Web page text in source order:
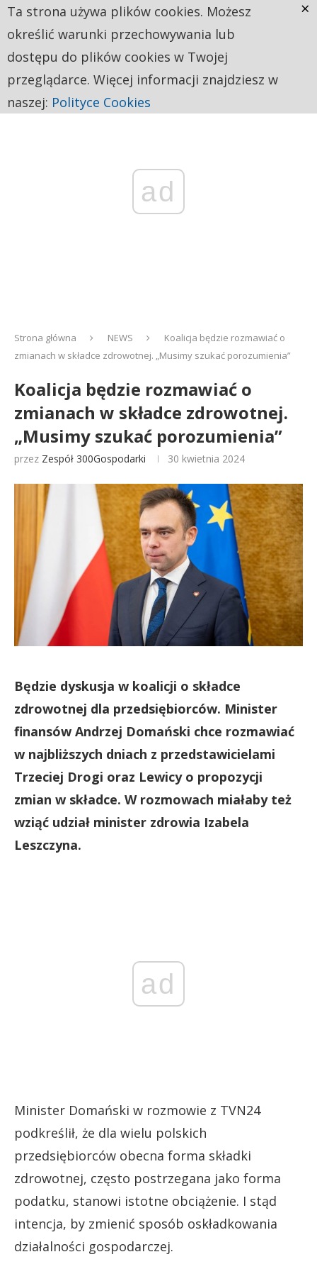
ad
Strona główna NEWS
Koalicja będzie rozmawiać o
zmianach w składce zdrowotnej. „Musimy szukać porozumienia”
Koalicja będzie rozmawiać o
zmianach w składce zdrowotnej.
„Musimy szukać porozumienia”
przez Zespół 300Gospodarki 30 kwietnia 2024
Będzie dyskusja w koalicji o składce
zdrowotnej dla przedsiębiorców. Minister
finansów Andrzej Domański chce rozmawiać
w najbliższych dniach z przedstawicielami
Trzeciej Drogi oraz Lewicy o propozycji
zmian w składce. W rozmowach miałaby też
wziąć udział minister zdrowia Izabela
Leszczyna.
ad
Minister Domański w rozmowie z TVN24
podkreślił, że dla wielu polskich
przedsiębiorców obecna forma składki
zdrowotnej, często postrzegana jako forma
podatku, stanowi istotne obciążenie. I stąd
intencja, by zmienić sposób oskładkowania
działalności gospodarczej.
Ta strona używa plików cookies. Możesz
określić warunki przechowywania lub
dostępu do plików cookies w Twojej
przeglądarce. Więcej informacji znajdziesz w
naszej: Polityce Cookies
×